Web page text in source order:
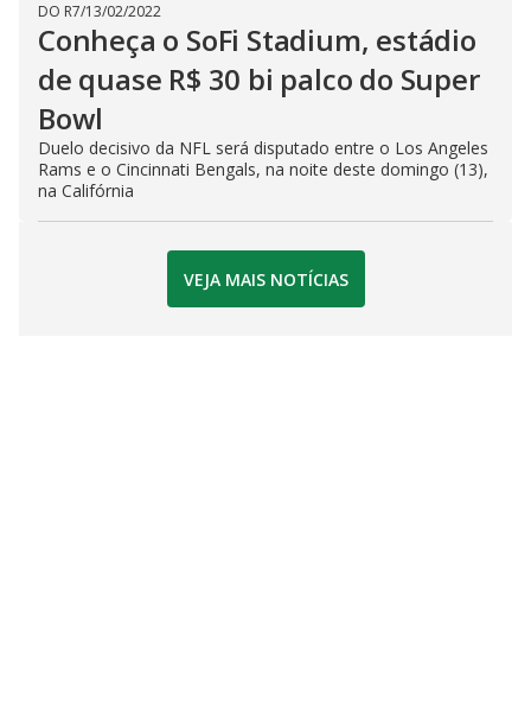
DO R7/13/02/2022
Conheça o SoFi Stadium, estádio
de quase R$ 30 bi palco do Super
Bowl
Duelo decisivo da NFL será disputado entre o Los Angeles
Rams e o Cincinnati Bengals, na noite deste domingo (13),
na Califórnia
VEJA MAIS NOTÍCIAS